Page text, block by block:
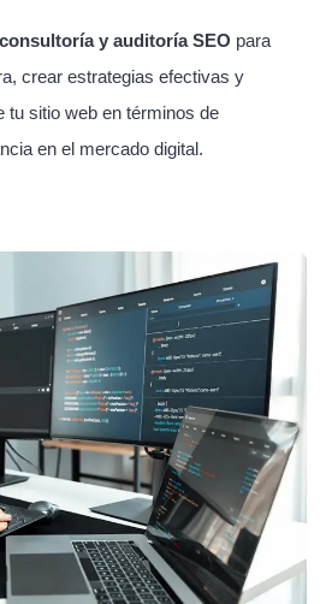
consultoría y auditoría SEO para
crear estrategias efectivas y
tu sitio web en términos de
en el mercado digital.